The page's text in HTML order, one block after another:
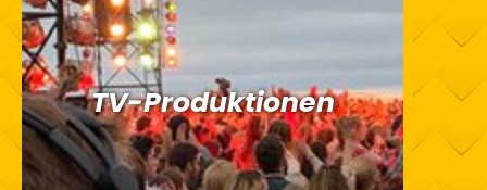
TV-Produktionen